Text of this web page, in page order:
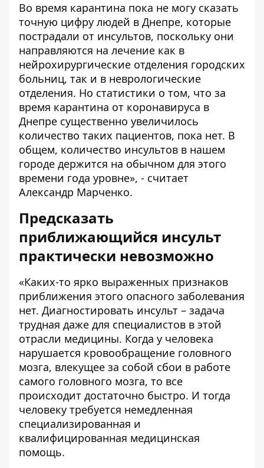
Во время карантина пока не могу сказать
точную цифру людей в Днепре, которые
пострадали от инсультов, поскольку они
направляются на лечение как в
нейрохирургические отделения городских
больниц, так и в неврологические
отделения. Но статистики о том, что за
время карантина от коронавируса в
Днепре существенно увеличилось
количество таких пациентов, пока нет. В
общем, количество инсультов в нашем
городе держится на обычном для этого
времени года уровне», - считает
Александр Марченко.
Предсказать
приближающийся инсульт
практически невозможно
«Каких-то ярко выраженных признаков
приближения этого опасного заболевания
нет. Диагностировать инсульт – задача
трудная даже для специалистов в этой
отрасли медицины. Когда у человека
нарушается кровообращение головного
мозга, влекущее за собой сбои в работе
самого головного мозга, то все
происходит достаточно быстро. И тогда
человеку требуется немедленная
специализированная и
квалифицированная медицинская
помощь.